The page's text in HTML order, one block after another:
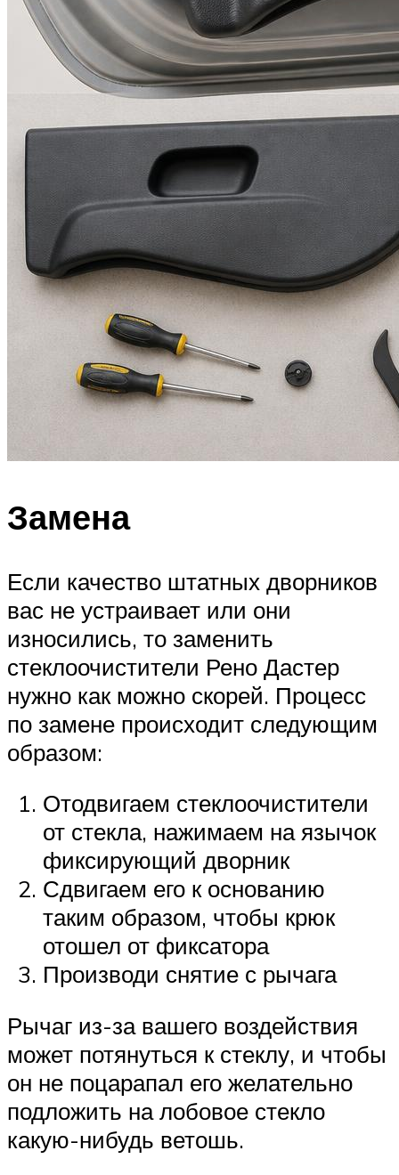
Замена
Если качество штатных дворников
вас не устраивает или они
износились, то заменить
стеклоочистители Рено Дастер
нужно как можно скорей. Процесс
по замене происходит следующим
образом:
Отодвигаем стеклоочистители
от стекла, нажимаем на язычок
фиксирующий дворник
Сдвигаем его к основанию
таким образом, чтобы крюк
отошел от фиксатора
Производи снятие с рычага
Рычаг из-за вашего воздействия
может потянуться к стеклу, и чтобы
он не поцарапал его желательно
подложить на лобовое стекло
какую-нибудь ветошь.